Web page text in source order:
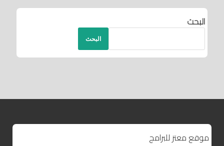
البحث
البحث
موقع معتز للبرامج